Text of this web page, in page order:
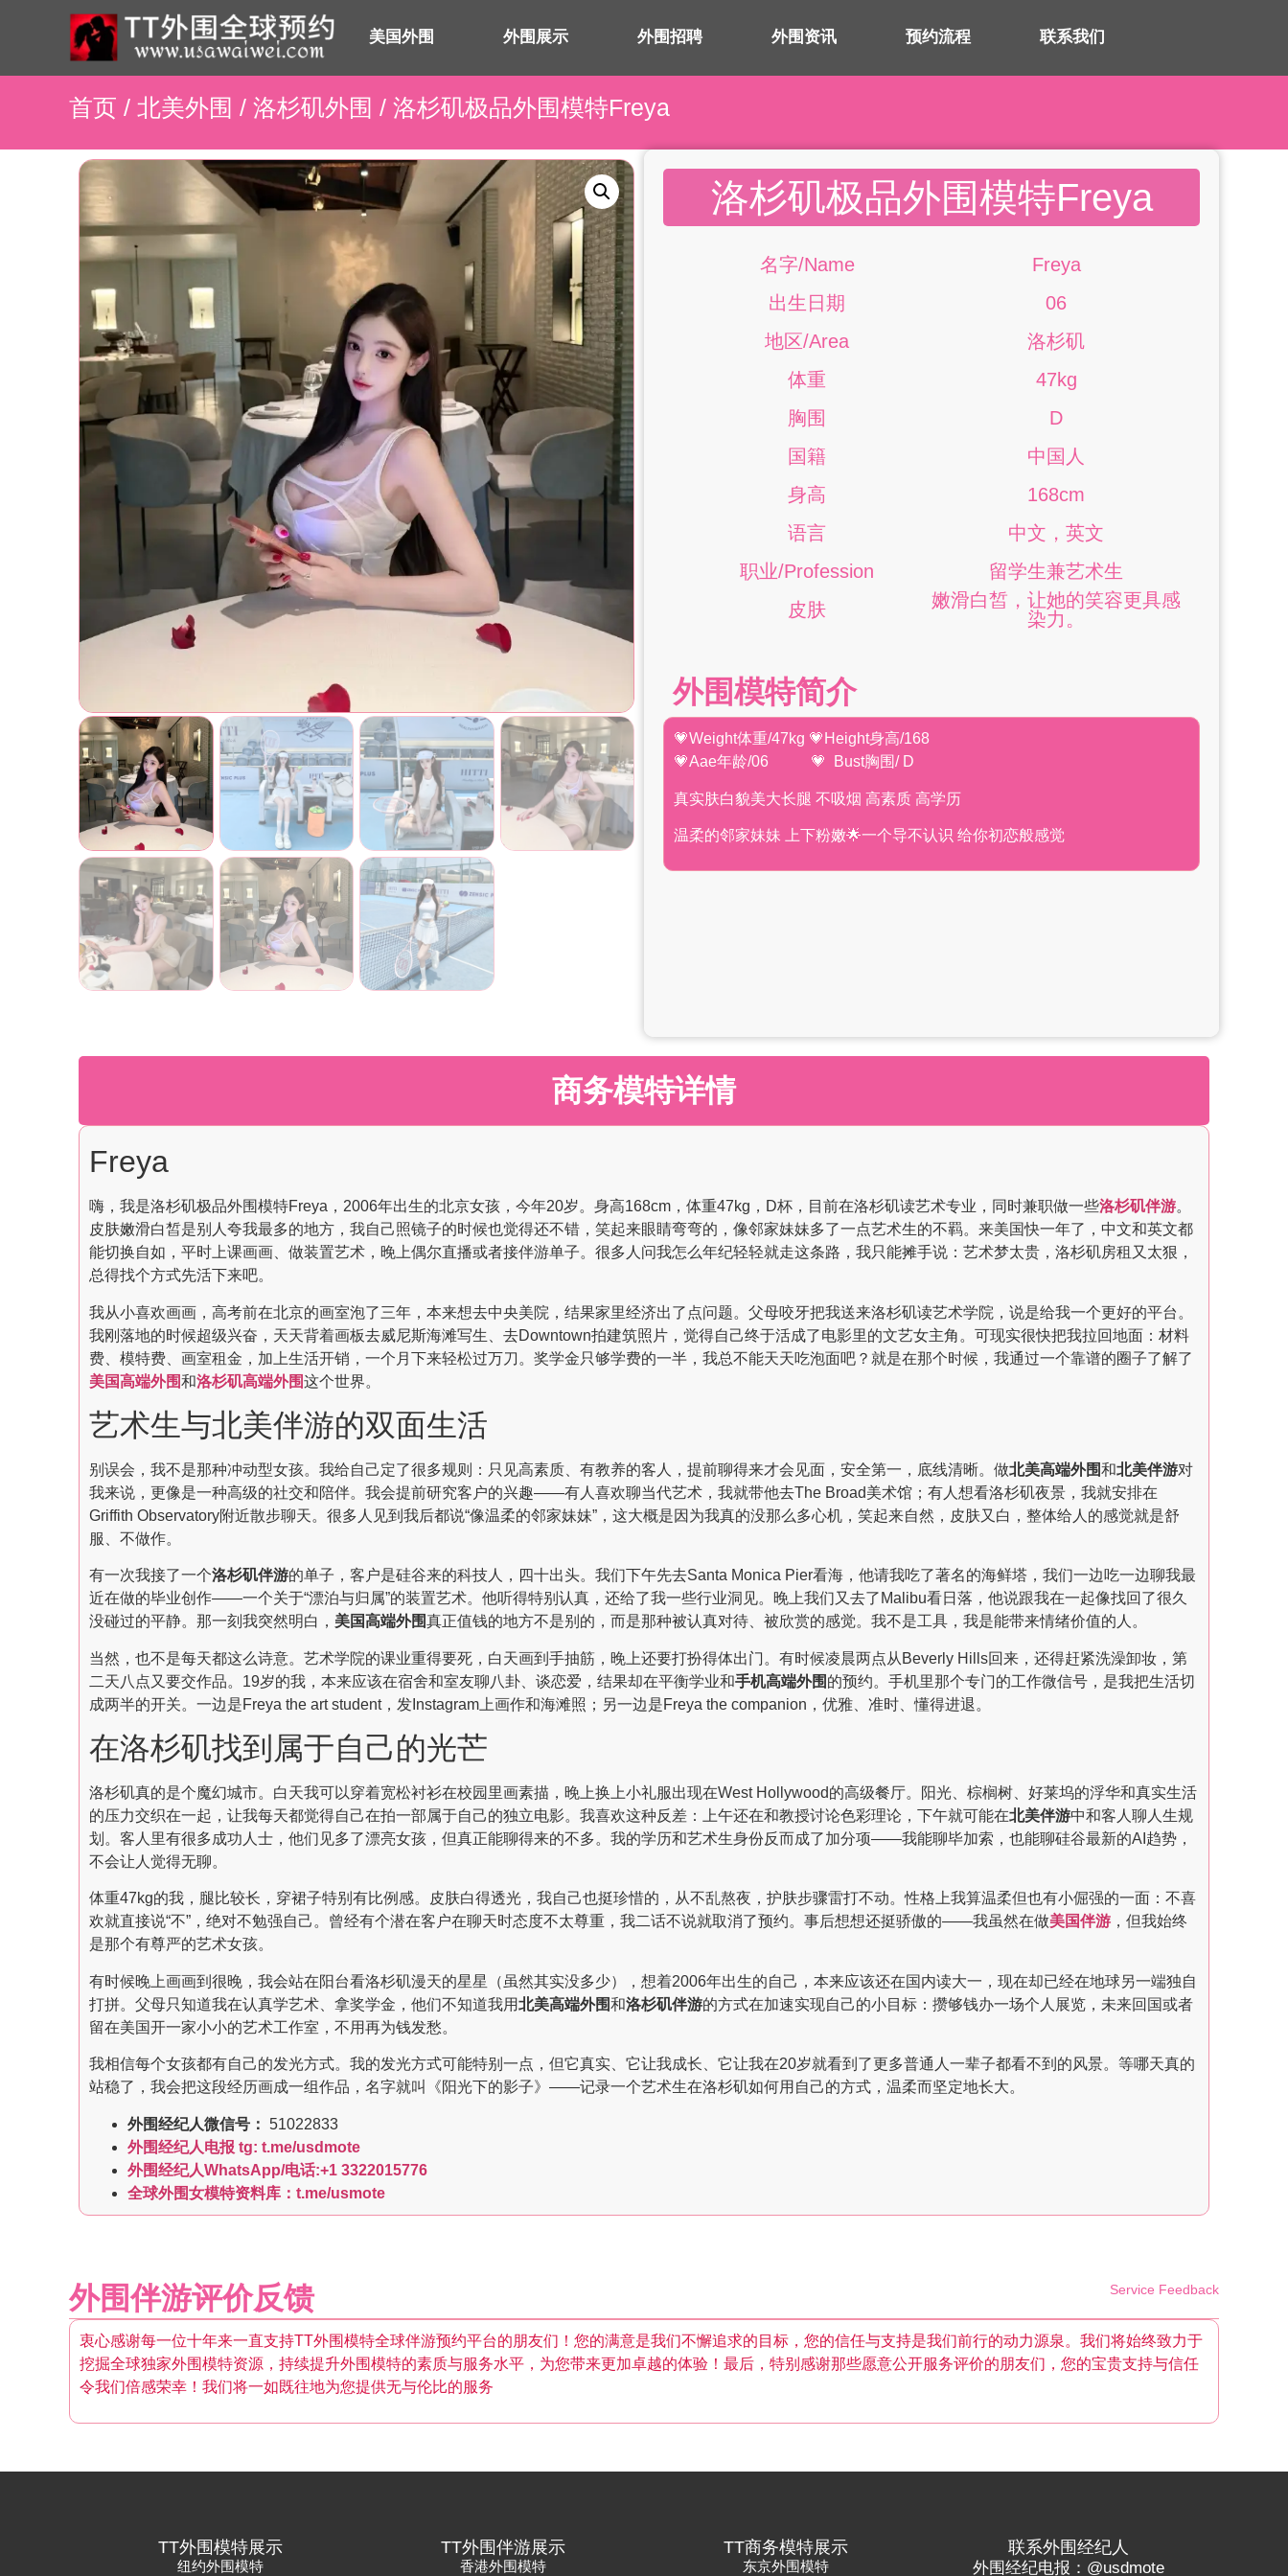
美国外围 外围展示 外围招聘 外围资讯 预约流程 联系我们
首页 / 北美外围 / 洛杉矶外围 / 洛杉矶极品外围模特Freya
洛杉矶极品外围模特Freya
名字/Name
Freya
出生日期
06
地区/Area
洛杉矶
体重
47kg
胸围
D
国籍
中国人
身高
168cm
语言
中文，英文
职业/Profession
留学生兼艺术生
皮肤
嫩滑白皙，让她的笑容更具感
染力。
外围模特简介
💗Weight体重/47kg 💗Height身高/168
💗Aae年龄/06 💗 Bust胸围/ D
真实肤白貌美大长腿 不吸烟 高素质 高学历
温柔的邻家妹妹 上下粉嫩🌟一个导不认识 给你初恋般感觉
商务模特详情
Freya
嗨，我是洛杉矶极品外围模特Freya，2006年出生的北京女孩，今年20岁。身高168cm，体重47kg，D杯，目前在洛杉矶读艺术专业，同时兼职做一些洛杉矶伴游。
皮肤嫩滑白皙是别人夸我最多的地方，我自己照镜子的时候也觉得还不错，笑起来眼睛弯弯的，像邻家妹妹多了一点艺术生的不羁。来美国快一年了，中文和英文都
能切换自如，平时上课画画、做装置艺术，晚上偶尔直播或者接伴游单子。很多人问我怎么年纪轻轻就走这条路，我只能摊手说：艺术梦太贵，洛杉矶房租又太狠，
总得找个方式先活下来吧。
我从小喜欢画画，高考前在北京的画室泡了三年，本来想去中央美院，结果家里经济出了点问题。父母咬牙把我送来洛杉矶读艺术学院，说是给我一个更好的平台。
我刚落地的时候超级兴奋，天天背着画板去威尼斯海滩写生、去Downtown拍建筑照片，觉得自己终于活成了电影里的文艺女主角。可现实很快把我拉回地面：材料
费、模特费、画室租金，加上生活开销，一个月下来轻松过万刀。奖学金只够学费的一半，我总不能天天吃泡面吧？就是在那个时候，我通过一个靠谱的圈子了解了
美国高端外围和洛杉矶高端外围这个世界。
艺术生与北美伴游的双面生活
别误会，我不是那种冲动型女孩。我给自己定了很多规则：只见高素质、有教养的客人，提前聊得来才会见面，安全第一，底线清晰。做北美高端外围和北美伴游对
我来说，更像是一种高级的社交和陪伴。我会提前研究客户的兴趣——有人喜欢聊当代艺术，我就带他去The Broad美术馆；有人想看洛杉矶夜景，我就安排在
Griffith Observatory附近散步聊天。很多人见到我后都说“像温柔的邻家妹妹”，这大概是因为我真的没那么多心机，笑起来自然，皮肤又白，整体给人的感觉就是舒
服、不做作。
有一次我接了一个洛杉矶伴游的单子，客户是硅谷来的科技人，四十出头。我们下午先去Santa Monica Pier看海，他请我吃了著名的海鲜塔，我们一边吃一边聊我最
近在做的毕业创作——一个关于“漂泊与归属”的装置艺术。他听得特别认真，还给了我一些行业洞见。晚上我们又去了Malibu看日落，他说跟我在一起像找回了很久
没碰过的平静。那一刻我突然明白， 美国高端外围真正值钱的地方不是别的，而是那种被认真对待、被欣赏的感觉。我不是工具，我是能带来情绪价值的人。
当然，也不是每天都这么诗意。艺术学院的课业重得要死，白天画到手抽筋，晚上还要打扮得体出门。有时候凌晨两点从Beverly Hills回来，还得赶紧洗澡卸妆，第
二天八点又要交作品。19岁的我，本来应该在宿舍和室友聊八卦、谈恋爱，结果却在平衡学业和手机高端外围 的预约。手机里那个专门的工作微信号，是我把生活切
成两半的开关。一边是Freya the art student，发Instagram上画作和海滩照；另一边是Freya the companion，优雅、准时、懂得进退。
在洛杉矶找到属于自己的光芒
洛杉矶真的是个魔幻城市。白天我可以穿着宽松衬衫在校园里画素描，晚上换上小礼服出现在West Hollywood的高级餐厅。阳光、棕榈树、好莱坞的浮华和真实生活
的压力交织在一起，让我每天都觉得自己在拍一部属于自己的独立电影。我喜欢这种反差：上午还在和教授讨论色彩理论，下午就可能在北美伴游中和客人聊人生规
划。客人里有很多成功人士，他们见多了漂亮女孩，但真正能聊得来的不多。我的学历和艺术生身份反而成了加分项——我能聊毕加索，也能聊硅谷最新的AI趋势，
不会让人觉得无聊。
体重47kg的我，腿比较长，穿裙子特别有比例感。皮肤白得透光，我自己也挺珍惜的，从不乱熬夜，护肤步骤雷打不动。性格上我算温柔但也有小倔强的一面：不喜
欢就直接说“不”，绝对不勉强自己。曾经有个潜在客户在聊天时态度不太尊重，我二话不说就取消了预约。事后想想还挺骄傲的——我虽然在做美国伴游 ，但我始终
是那个有尊严的艺术女孩。
有时候晚上画画到很晚，我会站在阳台看洛杉矶漫天的星星（虽然其实没多少），想着2006年出生的自己，本来应该还在国内读大一，现在却已经在地球另一端独自
打拼。父母只知道我在认真学艺术、拿奖学金，他们不知道我用北美高端外围和洛杉矶伴游的方式在加速实现自己的小目标：攒够钱办一场个人展览，未来回国或者
留在美国开一家小小的艺术工作室，不用再为钱发愁。
我相信每个女孩都有自己的发光方式。我的发光方式可能特别一点，但它真实、它让我成长、它让我在20岁就看到了更多普通人一辈子都看不到的风景。等哪天真的
站稳了，我会把这段经历画成一组作品，名字就叫《阳光下的影子》——记录一个艺术生在洛杉矶如何用自己的方式，温柔而坚定地长大。
外围经纪人微信号： 51022833
外围经纪人电报 tg: t.me/usdmote
外围经纪人WhatsApp/电话:+1 3322015776
全球外围女模特资料库：t.me/usmote
外围伴游评价反馈 Service Feedback
衷心感谢每一位十年来一直支持TT外围模特全球伴游预约平台的朋友们！您的满意是我们不懈追求的目标，您的信任与支持是我们前行的动力源泉。我们将始终致力于
挖掘全球独家外围模特资源，持续提升外围模特的素质与服务水平，为您带来更加卓越的体验！最后，特别感谢那些愿意公开服务评价的朋友们，您的宝贵支持与信任
令我们倍感荣幸！我们将一如既往地为您提供无与伦比的服务
TT外围模特展示
纽约外围模特
TT外围伴游展示
香港外围模特
TT商务模特展示
东京外围模特
联系外围经纪人
外围经纪电报：@usdmote